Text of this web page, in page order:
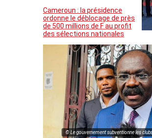
Cameroun : la présidence
ordonne le déblocage de près
de 500 millions de F au profit
des sélections nationales
© Le gouvernement subventionne les